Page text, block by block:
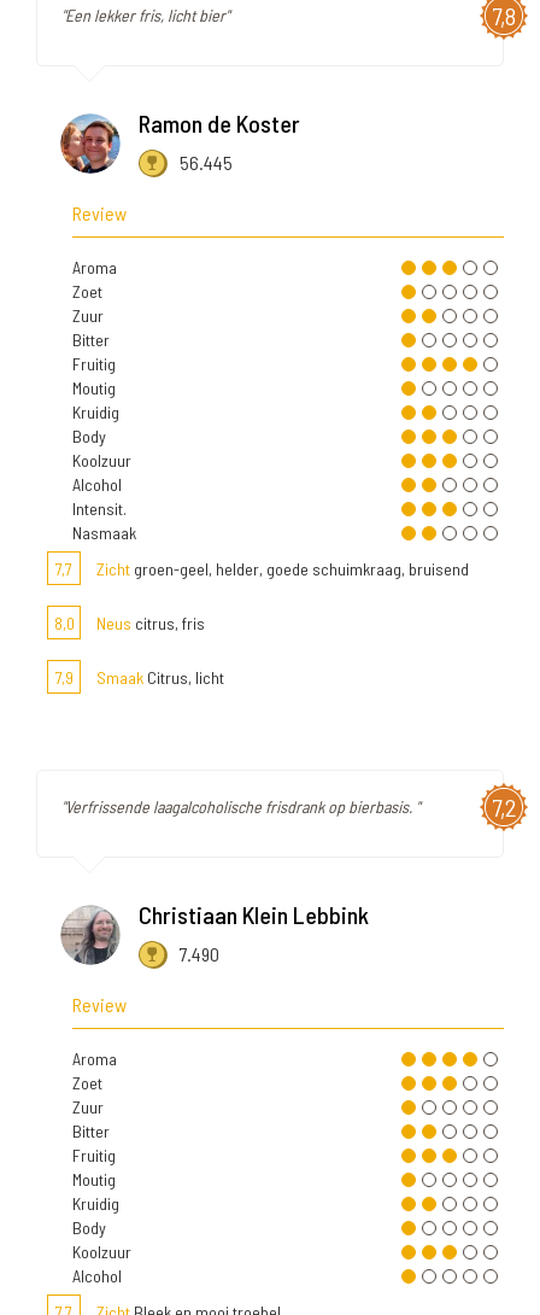
7,8
"Een lekker fris, licht bier"
Ramon de Koster
56.445
Review
Aroma
Zoet
Zuur
Bitter
Fruitig
Moutig
Kruidig
Body
Koolzuur
Alcohol
Intensit.
Nasmaak
7,7
Zicht groen-geel, helder, goede schuimkraag, bruisend
8,0 Neus citrus, fris
7,9 Smaak Citrus, licht
7,2
"Verfrissende laagalcoholische frisdrank op bierbasis. "
Christiaan Klein Lebbink
7.490
Review
Aroma
Zoet
Zuur
Bitter
Fruitig
Moutig
Kruidig
Body
Koolzuur
Alcohol